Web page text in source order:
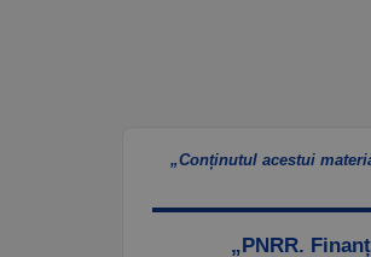
„Conținutul acestui
„PNRR.